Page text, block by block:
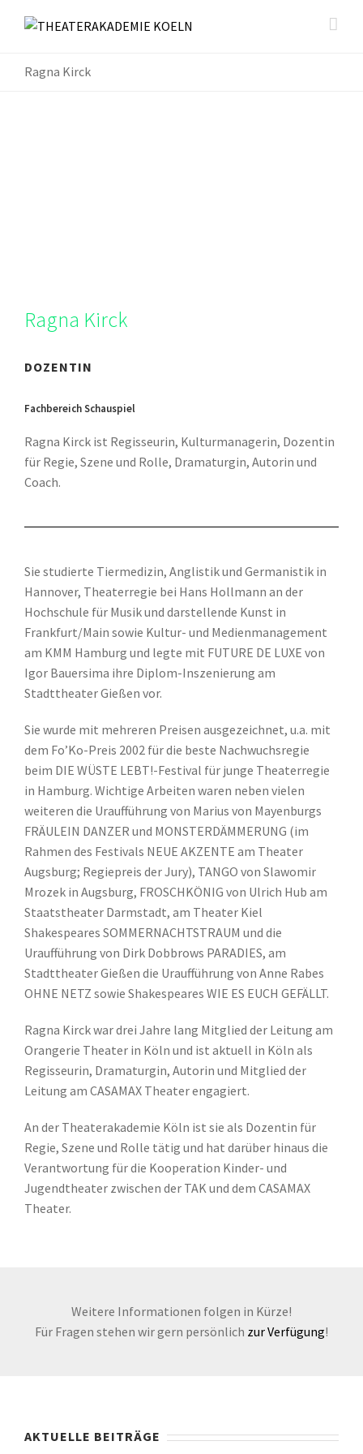
Ragna Kirck
Ragna Kirck
DOZENTIN
Fachbereich Schauspiel
Ragna Kirck ist Regisseurin, Kulturmanagerin, Dozentin
für Regie, Szene und Rolle, Dramaturgin, Autorin und
Coach.
Sie studierte Tiermedizin, Anglistik und Germanistik in
Hannover, Theaterregie bei Hans Hollmann an der
Hochschule für Musik und darstellende Kunst in
Frankfurt/Main sowie Kultur- und Medienmanagement
am KMM Hamburg und legte mit FUTURE DE LUXE von
Igor Bauersima ihre Diplom-Inszenierung am
Stadttheater Gießen vor.
Sie wurde mit mehreren Preisen ausgezeichnet, u.a. mit
dem Fo’Ko-Preis 2002 für die beste Nachwuchsregie
beim DIE WÜSTE LEBT!-Festival für junge Theaterregie
in Hamburg. Wichtige Arbeiten waren neben vielen
weiteren die Uraufführung von Marius von Mayenburgs
FRÄULEIN DANZER und MONSTERDÄMMERUNG (im
Rahmen des Festivals NEUE AKZENTE am Theater
Augsburg; Regiepreis der Jury), TANGO von Slawomir
Mrozek in Augsburg, FROSCHKÖNIG von Ulrich Hub am
Staatstheater Darmstadt, am Theater Kiel
Shakespeares SOMMERNACHTSTRAUM und die
Uraufführung von Dirk Dobbrows PARADIES, am
Stadttheater Gießen die Uraufführung von Anne Rabes
OHNE NETZ sowie Shakespeares WIE ES EUCH GEFÄLLT.
Ragna Kirck war drei Jahre lang Mitglied der Leitung am
Orangerie Theater in Köln und ist aktuell in Köln als
Regisseurin, Dramaturgin, Autorin und Mitglied der
Leitung am CASAMAX Theater engagiert.
An der Theaterakademie Köln ist sie als Dozentin für
Regie, Szene und Rolle tätig und hat darüber hinaus die
Verantwortung für die Kooperation Kinder- und
Jugendtheater zwischen der TAK und dem CASAMAX
Theater.
Weitere Informationen folgen in Kürze!
Für Fragen stehen wir gern persönlich zur Verfügung!
AKTUELLE BEITRÄGE